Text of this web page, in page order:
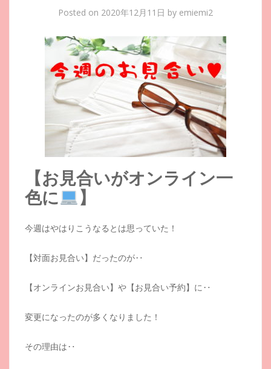
Posted on 2020年12月11日 by emiemi2
【お見合いがオンライン一
色に
】
今週はやはりこうなるとは思っていた！
【対面お見合い】だったのが‥
【オンラインお見合い】や【お見合い予約】に‥
変更になったのが多くなりました！
その理由は‥